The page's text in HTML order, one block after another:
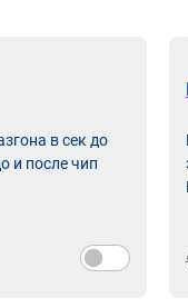
в сек до
и после чип